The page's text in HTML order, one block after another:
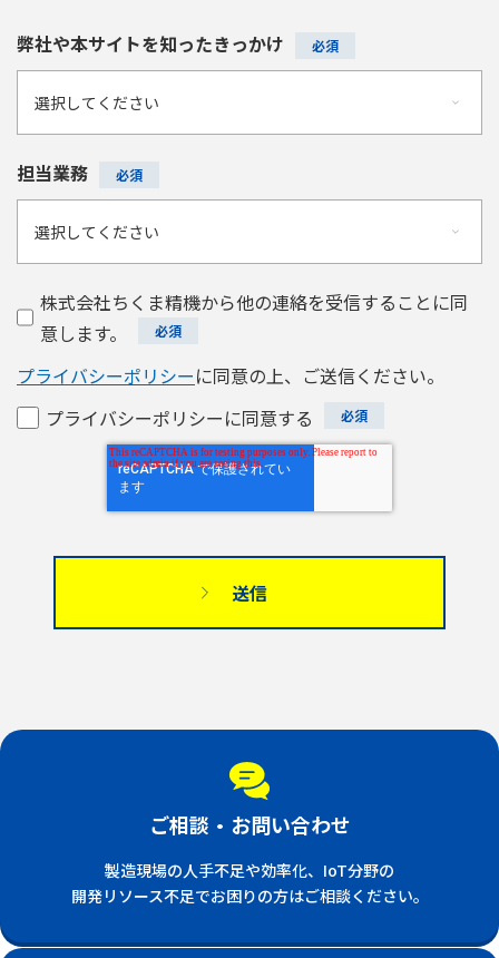
弊社や本サイトを知ったきっかけ
担当業務
株式会社ちくま精機から他の連絡を受信することに同
意します。
プライバシーポリシーに同意の上、ご送信ください。
プライバシーポリシーに同意する
ご相談・お問い合わせ
製造現場の人手不足や効率化、IoT分野の
開発リソース不足でお困りの方はご相談ください。